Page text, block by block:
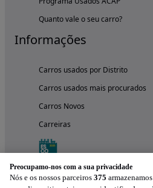
Quanto vale o seu carro?
Informações
Carros usados por Distrito
Carros usados mais procurados
Carros Novos
Carreiras
Preocupamo-nos com a sua privacidade
Nós e os nossos parceiros 375